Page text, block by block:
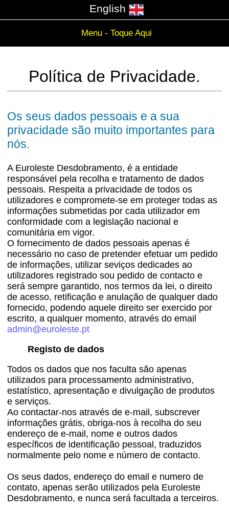
English
Menu - Toque Aqui
Política de Privacidade.
Os seus dados pessoais e a sua
privacidade são muito importantes para
nós.
A Euroleste Desdobramento, é a entidade
responsável pela recolha e tratamento de dados
pessoais. Respeita a privacidade de todos os
utilizadores e compromete-se em proteger todas as
informações submetidas por cada utilizador em
conformidade com a legislação nacional e
comunitária em vigor.
O fornecimento de dados pessoais apenas é
necessário no caso de pretender efetuar um pedido
de informações, utilizar seviços dedicades ao
utilizadores registrado sou pedido de contacto e
será sempre garantido, nos termos da lei, o direito
de acesso, retificação e anulação de qualquer dado
fornecido, podendo aquele direito ser exercido por
escrito, a qualquer momento, através do email
admin@euroleste.pt
Registo de dados
Todos os dados que nos faculta são apenas
utilizados para processamento administrativo,
estatístico, apresentação e divulgação de produtos
e serviços.
Ao contactar-nos através de e-mail, subscrever
informações grátis, obriga-nos à recolha do seu
endereço de e-mail, nome e outros dados
específicos de identificação pessoal, traduzidos
normalmente pelo nome e número de contacto.
Os seus dados, endereço do email e numero de
contato, apenas serão utilizados pela Euroleste
Desdobramento, e nunca será facultada a terceiros.